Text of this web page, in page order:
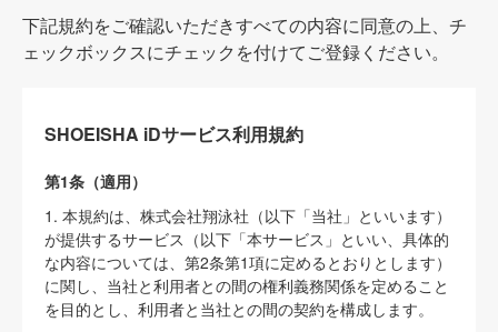
下記規約をご確認いただきすべての内容に同意の上、チ
ェックボックスにチェックを付けてご登録ください。
SHOEISHA iDサービス利用規約
第1条（適用）
1. 本規約は、株式会社翔泳社（以下「当社」といいます）
が提供するサービス（以下「本サービス」といい、具体的
な内容については、第2条第1項に定めるとおりとします）
に関し、当社と利用者との間の権利義務関係を定めること
を目的とし、利用者と当社との間の契約を構成します。